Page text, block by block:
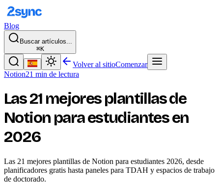
Blog
Buscar artículos...
⌘K
Volver al sitioComenzar
Notion21 min de lectura
Las 21 mejores plantillas de
Notion para estudiantes en
2026
Las 21 mejores plantillas de Notion para estudiantes 2026, desde
planificadores gratis hasta paneles para TDAH y espacios de trabajo
de doctorado.